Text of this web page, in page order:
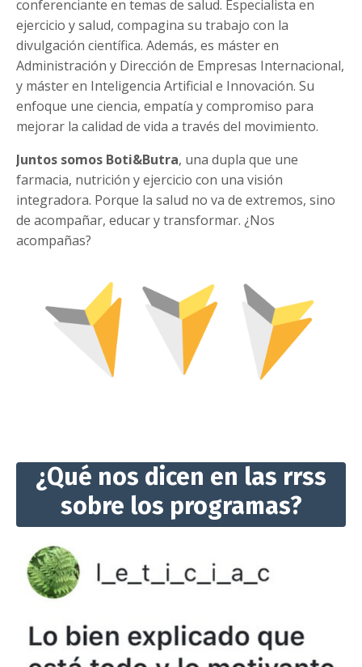
conferenciante en temas de salud. Especialista en
ejercicio y salud, compagina su trabajo con la
divulgación científica. Además, es máster en
Administración y Dirección de Empresas Internacional,
y máster en Inteligencia Artificial e Innovación. Su
enfoque une ciencia, empatía y compromiso para
mejorar la calidad de vida a través del movimiento.
Juntos somos Boti&Butra, una dupla que une
farmacia, nutrición y ejercicio con una visión
integradora. Porque la salud no va de extremos, sino
de acompañar, educar y transformar. ¿Nos
acompañas?
¿Qué nos dicen en las rrss
sobre los programas?